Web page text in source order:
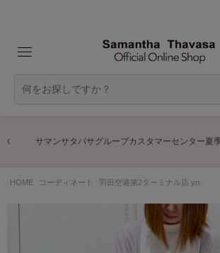
サマンサタバサグループカスタマーセンター夏
HOME コーディネート 羽田空港第2ターミナル店 yn